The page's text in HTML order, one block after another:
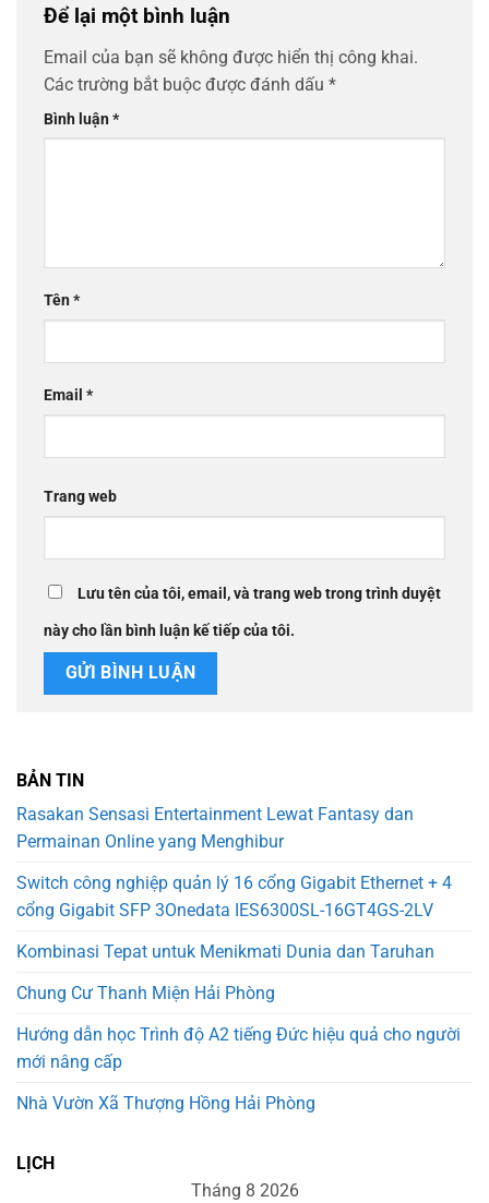
Để lại một bình luận
Email của bạn sẽ không được hiển thị công khai.
Các trường bắt buộc được đánh dấu *
Bình luận*
Tên*
Email *
Trang web
Lưu tên của tôi, email, và trang web trong trình duyệt
này cho lần bình luận kế tiếp của tôi.
BẢN TIN
Rasakan Sensasi Entertainment Lewat Fantasy dan
Permainan Online yang Menghibur
Switch công nghiệp quản lý 16 cổng Gigabit Ethernet + 4
cổng Gigabit SFP 3Onedata IES6300SL-16GT4GS-2LV
Kombinasi Tepat untuk Menikmati Dunia dan Taruhan
Chung Cư Thanh Miện Hải Phòng
Hướng dẫn học Trình độ A2 tiếng Đức hiệu quả cho người
mới nâng cấp
Nhà Vườn Xã Thượng Hồng Hải Phòng
LỊCH
Tháng 8 2026